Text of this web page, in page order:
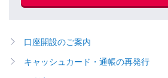
口座開設のご案内
キャッシュカード・通帳の再発行